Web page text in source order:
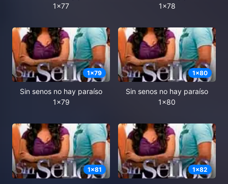
1x77
1x78
1x79
Sin senos no hay paraíso
1x79
1x80
Sin senos no hay paraíso
1x80
1x81 1x82